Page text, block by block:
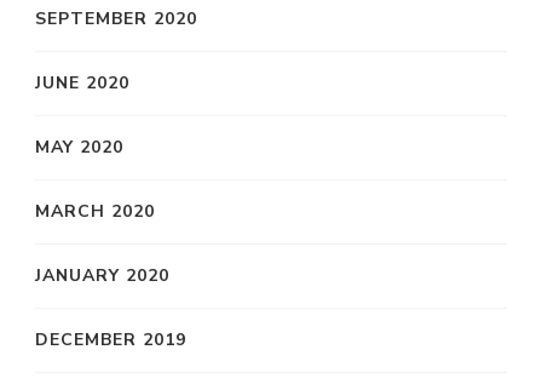
SEPTEMBER 2020
JUNE 2020
MAY 2020
MARCH 2020
JANUARY 2020
DECEMBER 2019